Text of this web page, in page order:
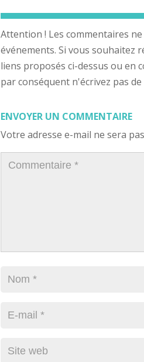
Attention ! Les commentaires
événements. Si vous souhaitez
liens proposés ci-dessus ou en
par conséquent n'écrivez pas
ENVOYER UN COMMENTAIRE
Votre adresse e-mail ne sera